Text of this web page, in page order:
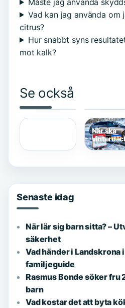
Vad kan jag använda om
citrus?
Hur snabbt syns
mot kalk?
Se också
Rollistan i
Thunderbolts
–
Orsaker
Hur mycket
får jag efter
När ska
av?
Senaste idag
När lär sig barn sitta? –
säkerhet
Vad händer i Landskrona
familjeguide
Rasmus Bonde söker fru
barn
Vad kostar det att byta